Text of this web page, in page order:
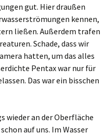
gut. Hier draußen
kennen,
ließen. Außerdem trafen
Schade, dass wir
hatten, um das alles
Pentax war nur für
Das war ein bisschen
wieder an der Oberfläche
auf uns. Im Wasser